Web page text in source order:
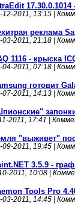
12-2011, 13:15 |
реклама
03-2011, 21:18 |
1116 - крыска
04-2011, 07:18 |
готовит
07-2011, 14:13 |
2011, 17:41 |
"выживет"
09-2011, 19:45 |
3.5.9 -
2011, 10:08 |
Tools Pro
03-2011, 14:45 |